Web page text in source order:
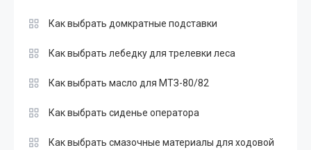
Как выбрать домкратные подставки
Как выбрать лебедку для трелевки леса
Как выбрать масло для МТЗ-80/82
Как выбрать сиденье оператора
Как выбрать смазочные материалы для ходовой